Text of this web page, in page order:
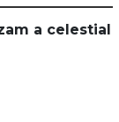
a celestial